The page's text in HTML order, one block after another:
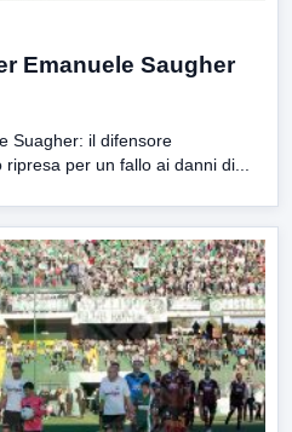
Emanuele Saugher
Suagher: il difensore
per un fallo ai danni di...